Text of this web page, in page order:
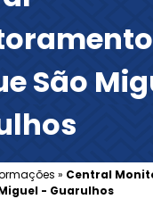
São
» Central
- Guarulhos